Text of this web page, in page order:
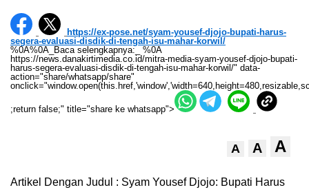
https://ex-pose.net/syam-yousef-djojo-bupati-harus-
segera-evaluasi-disdik-di-tengah-isu-mahar-korwil/
%0A%0A_Baca selengkapnya:_ %0A
https://news.danakirtimedia.co.id/mitra-media-syam-yousef-djojo-bupati-
harus-segera-evaluasi-disdik-di-tengah-isu-mahar-korwil/" data-
action="share/whatsapp/share"
;return false;" title="share ke whatsapp">
A A A
Artikel Dengan Judul : Syam Yousef Djojo: Bupati Harus